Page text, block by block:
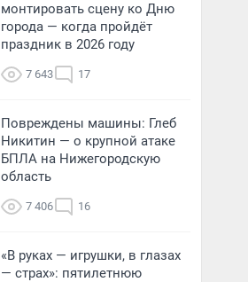
монтировать сцену ко Дню
города — когда пройдёт
праздник в 2026 году
7 643 17
Повреждены машины: Глеб
Никитин — о крупной атаке
БПЛА на Нижегородскую
область
7 406 16
«В руках — игрушки, в глазах
— страх»: пятилетнюю